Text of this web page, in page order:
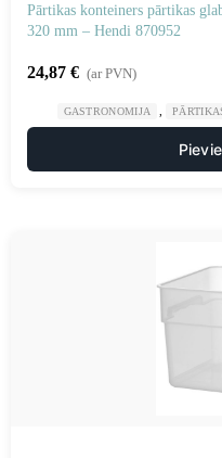
Pārtikas konteiners pārtikas
320 mm – Hendi 870952
24,87 € (ar PVN)
GASTRONOMIJA